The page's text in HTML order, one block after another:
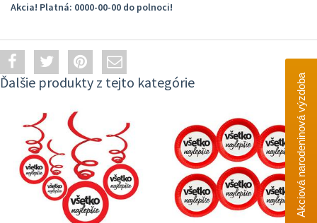
Akcia! Platná: 0000-00-00 do polnoci!
Ďalšie produkty z tejto kategórie Akciová narodeninová výzdoba